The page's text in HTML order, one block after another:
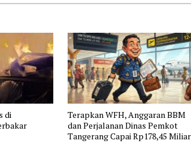
di
Terapkan WFH, Anggaran BBM
dan Perjalanan Dinas Pemkot
Tangerang Capai Rp178,45 Miliar